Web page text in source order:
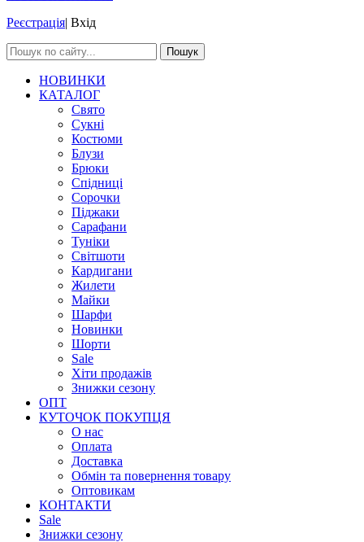
Реєстрація| Вхід
Пошук
НОВИНКИ
КАТАЛОГ
Свято
Сукні
Костюми
Блузи
Брюки
Спідниці
Сорочки
Піджаки
Сарафани
Туніки
Світшоти
Кардигани
Жилети
Майки
Шарфи
Новинки
Шорти
Sale
Хіти продажів
Знижки сезону
ОПТ
КУТОЧОК ПОКУПЦЯ
О нас
Оплата
Доставка
Обмін та повернення товару
Оптовикам
КОНТАКТИ
Sale
Знижки сезону